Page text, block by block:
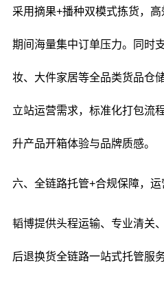
采用摘果+播种双模式拣货，
期间海量集中订单压力。同时
妆、大件家居等全品类货品仓
立站运营需求，标准化打包流
升产品开箱体验与品牌质感。
六、全链路托管+合规保障，
韬博提供头程运输、专业清关
后退换货全链路一站式托管服